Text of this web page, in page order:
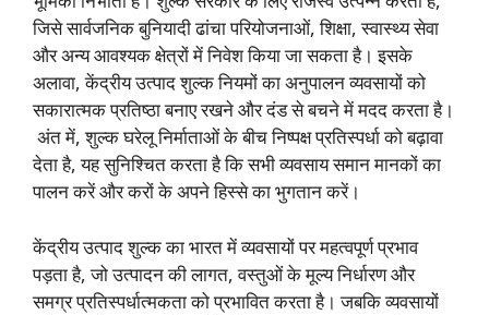
जिसे सार्वजनिक बुनियादी ढांचा परियोजनाओं, शिक्षा, स्वास्थ्य सेवा
और अन्य आवश्यक क्षेत्रों में निवेश किया जा सकता है। इसके
अलावा, केंद्रीय उत्पाद शुल्क नियमों का अनुपालन व्यवसायों को
सकारात्मक प्रतिष्ठा बनाए रखने और दंड से बचने में मदद करता है।
अंत में, शुल्क घरेलू निर्माताओं के बीच निष्पक्ष प्रतिस्पर्धा को बढ़ावा
देता है, यह सुनिश्चित करता है कि सभी व्यवसाय समान मानकों का
पालन करें और करों के अपने हिस्से का भुगतान करें।
केंद्रीय उत्पाद शुल्क का भारत में व्यवसायों पर महत्वपूर्ण प्रभाव
पड़ता है, जो उत्पादन की लागत, वस्तुओं के मूल्य निर्धारण और
समग्र प्रतिस्पर्धात्मकता को प्रभावित करता है। जबकि व्यवसायों